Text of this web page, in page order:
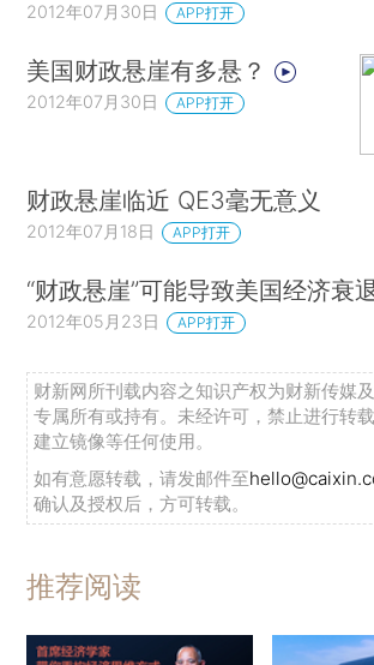
2012年07月30日 APP打开
美国财政悬崖有多悬？
2012年07月30日 APP打开
财政悬崖临近 QE3毫无意义
2012年07月18日 APP打开
“财政悬崖”可能导致美国经济衰
2012年05月23日 APP打开
财新网所刊载内容之知识产权为财新传媒
专属所有或持有。未经许可，禁止进行转
建立镜像等任何使用。
如有意愿转载，请发邮件至
确认及授权后，方可转载。
推荐阅读